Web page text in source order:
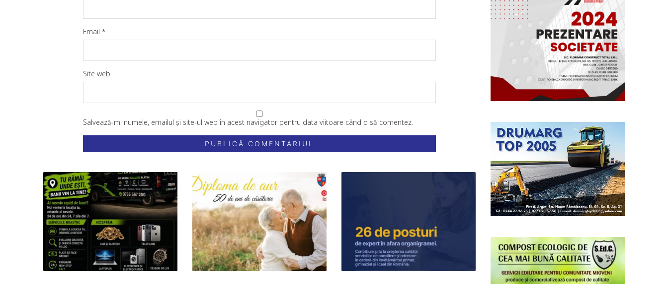
Email *
Site web
Salvează-mi numele, emailul și site-ul web în acest navigator pentru data viitoare când o să comentez.